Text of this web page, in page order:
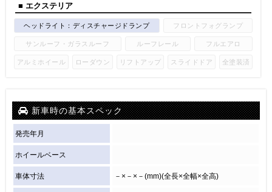
■ エクステリア
ヘッドライト：ディスチャージドランプ フロントフォグランプ
サンルーフ・ガラスルーフ ルーフレール フルエアロ
アルミホイール ローダウン リフトアップ スライドドア 全塗装済
新車時の基本スペック
発売年月
ホイールベース
車体寸法 －×－×－(mm)(全長×全幅×全高)